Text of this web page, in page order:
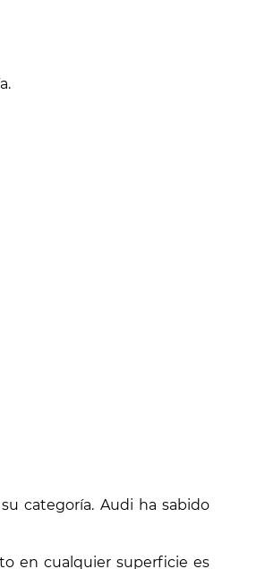
categoría. Audi ha sabido
en cualquier superficie es